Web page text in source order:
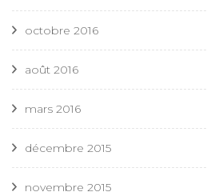
octobre 2016
août 2016
mars 2016
décembre 2015
novembre 2015